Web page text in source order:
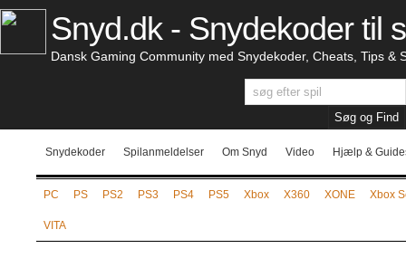
Snyd.dk - Snydekoder til
Dansk Gaming Community med Snydekoder, Cheats, Tips &
Snydekoder Spilanmeldelser Om Snyd Video Hjælp &
PC PS PS2 PS3 PS4 PS5 Xbox X360 XONE Xbox
VITA